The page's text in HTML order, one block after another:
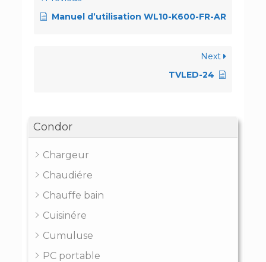
Condor
Chargeur
Chaudiére
Chauffe bain
Cuisinére
Cumuluse
PC portable
Manuel d’utilisation WL10-K600-FR-AR
Next
TVLED-24